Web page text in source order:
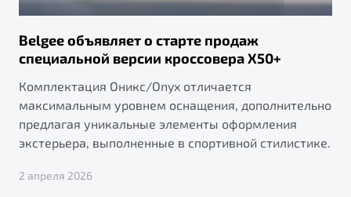
Belgee объявляет о старте продаж
специальной версии кроссовера X50+
Комплектация Оникс/Onyx отличается
максимальным уровнем оснащения, дополнительно
предлагая уникальные элементы оформления
экстерьера, выполненные в спортивной стилистике.
2 апреля 2026